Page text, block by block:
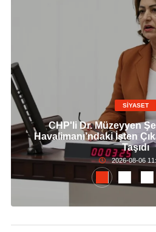
SİYASET
CHP'li Dr. Müzeyyen
Havalimanı’ndaki İşten
Taşıdı
2026-08-06